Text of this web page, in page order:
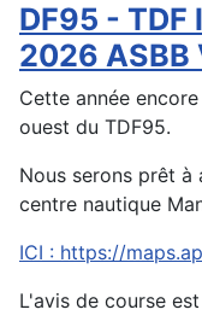
DF95 -
2026 ASBB
Cette année
ouest du TDF95.
Nous serons prêt à
centre nautique
ICI : https://
L'avis de course